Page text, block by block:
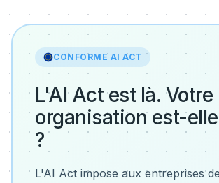
CONFORME AI ACT
L'AI Act est là. Votre
organisation est-
?
L'AI Act impose aux entreprises